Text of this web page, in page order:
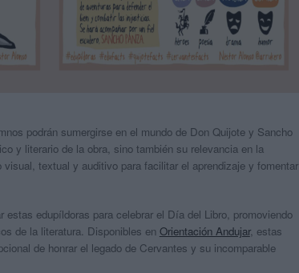
podrán sumergirse en el mundo de Don Quijote y Sancho
y literario de la obra, sino también su relevancia en la
textual y auditivo para facilitar el aprendizaje y fomentar
edupíldoras para celebrar el Día del Libro, promoviendo
de la literatura. Disponibles en Orientación Andujar, estas
de honrar el legado de Cervantes y su incomparable